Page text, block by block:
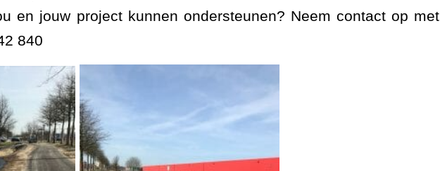
en jouw project kunnen ondersteunen? Neem contact op met
840